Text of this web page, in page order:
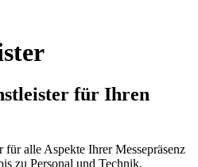
für Ihren
alle Aspekte Ihrer Messepräsenz
zu Personal und Technik.